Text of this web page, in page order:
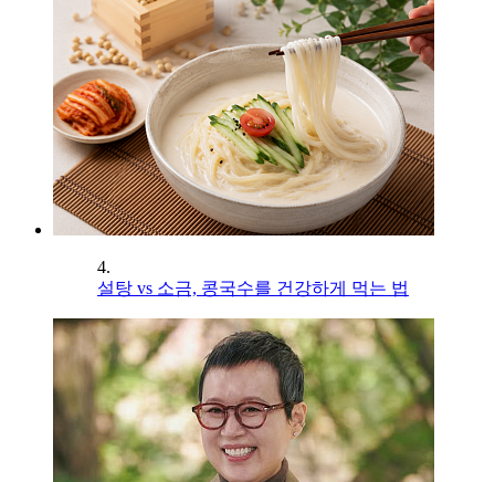
4.
설탕 vs 소금, 콩국수를 건강하게 먹는 법